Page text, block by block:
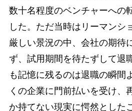
数十名程度のベンチャーへの
した。ただ当時はリーマンシ
厳しい景況の中、会社の期待
ず、試用期間を待たずして退
も記憶に残るのは退職の瞬間
くの企業に門前払いを受け、
か持てない現実に愕然とした